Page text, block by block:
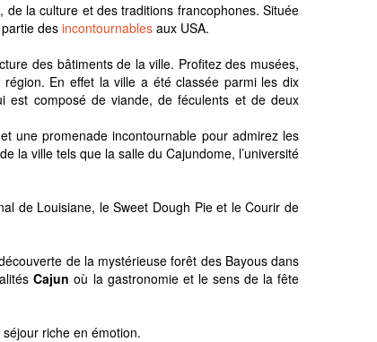
la culture et des traditions francophones. Située
desincontournablesaux USA.
des bâtiments de la ville. Profitez des musées,
En effet la ville a été classée parmi les dix
est composé de viande, de féculents et de deux
une promenade incontournable pour admirez les
la ville tels que la salle du Cajundome, l’université
de Louisiane, le Sweet Dough Pie et le Courir de
de la mystérieuse forêt des Bayous dans
Cajun où la gastronomie et le sens de la fête
riche en émotion.